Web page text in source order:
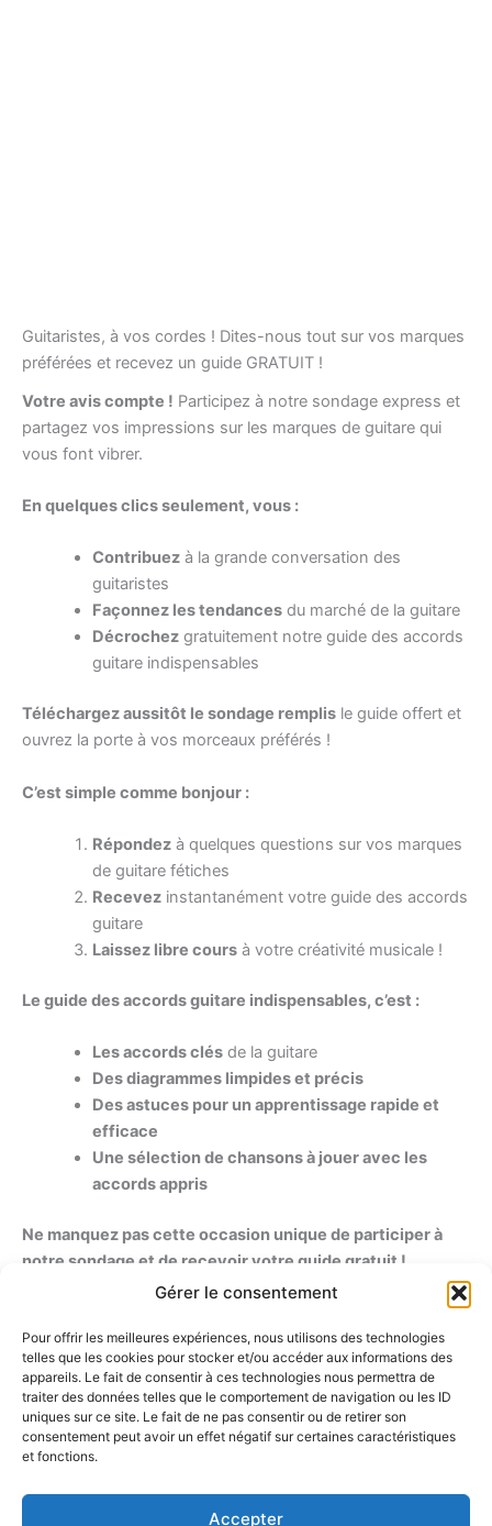
Gérer le consentement
Pour offrir les meilleures expériences, nous utilisons des technologies
telles que les cookies pour stocker et/ou accéder aux informations des
appareils. Le fait de consentir à ces technologies nous permettra de
traiter des données telles que le comportement de navigation ou les ID
uniques sur ce site. Le fait de ne pas consentir ou de retirer son
consentement peut avoir un effet négatif sur certaines caractéristiques
et fonctions.
Accepter
Guitaristes, à vos cordes ! Dites-nous tout sur vos marques
préférées et recevez un guide GRATUIT !
Votre avis compte ! Participez à notre sondage express et
partagez vos impressions sur les marques de guitare qui
vous font vibrer.
En quelques clics seulement, vous :
Contribuezà la grande conversation des
guitaristes
Façonnez les tendancesdu marché de la guitare
Décrochezgratuitement notre guide des accords
guitare indispensables
Téléchargez aussitôt le sondage remplis le guide offert et
ouvrez la porte à vos morceaux préférés !
C’est simple comme bonjour :
Répondezà quelques questions sur vos marques
de guitare fétiches
Recevezinstantanément votre guide des accords
guitare
Laissez libre coursà votre créativité musicale !
Le guide des accords guitare indispensables, c’est :
Les accords clésde la guitare
Des diagrammes limpides et précis
Des astuces pour un apprentissage rapide et
efficace
Une sélection de chansons à jouer avec les
accords appris
Ne manquez pas cette occasion unique de participer à
notre sondage et de recevoir votre guide gratuit !
cet appel à participation avec vos amis guitaristes
!
Plus nous aurons de participants, plus les résultats du
sondage seront pertinents et utiles à la communauté des
guitaristes !
Un grand merci pour votre implication !